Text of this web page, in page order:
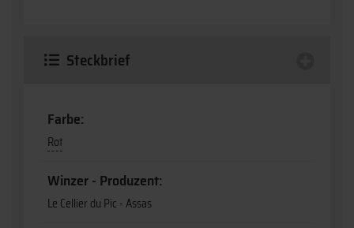
Steckbrief
Farbe:
Rot
Winzer - Produzent:
Le Cellier du Pic - Assas